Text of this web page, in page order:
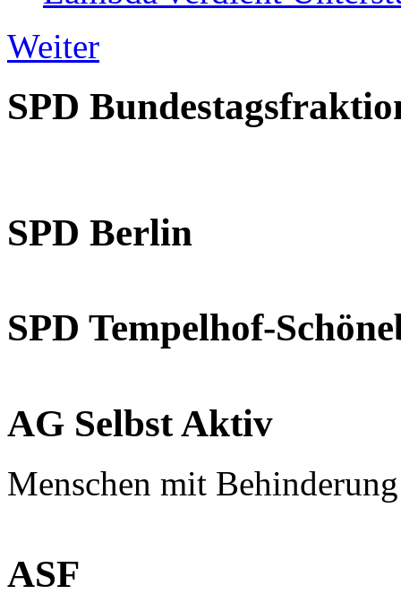
Weiter
SPD
SPD Berlin
SPD Tempelhof-
AG Selbst Aktiv
Menschen mit
ASF